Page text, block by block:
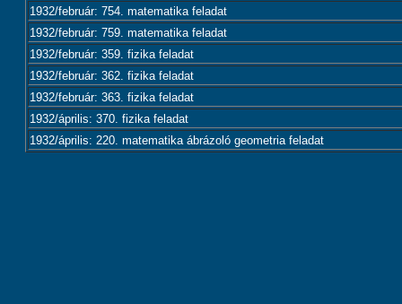
1932/február: 754. matematika feladat
1932/február: 759. matematika feladat
1932/február: 359. fizika feladat
1932/február: 362. fizika feladat
1932/február: 363. fizika feladat
1932/április: 370. fizika feladat
1932/április: 220. matematika ábrázoló geometria feladat